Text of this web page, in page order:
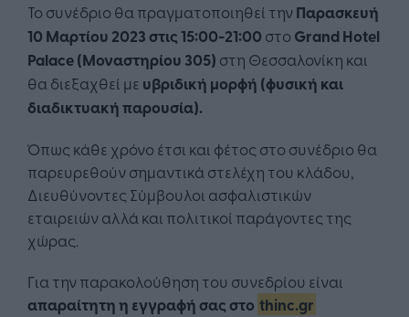
Το συνέδριο θα πραγματοποιηθεί τηνΠαρασκευή
10 Μαρτίου 2023 στις 15:00-21:00 στο Grand Hotel
Palace (Μοναστηρίου 305) στη Θεσσαλονίκη και
θα διεξαχθεί με υβριδική μορφή (φυσική και
διαδικτυακή παρουσία).
Όπως κάθε χρόνο έτσι και φέτος στο συνέδριο θα
παρευρεθούν σημαντικά στελέχη του κλάδου,
Διευθύνοντες Σύμβουλοι ασφαλιστικών
εταιρειών αλλά και πολιτικοί παράγοντες της
χώρας.
Για την παρακολούθηση του συνεδρίου είναι
απαραίτητη η εγγραφή σας στο thinc.gr